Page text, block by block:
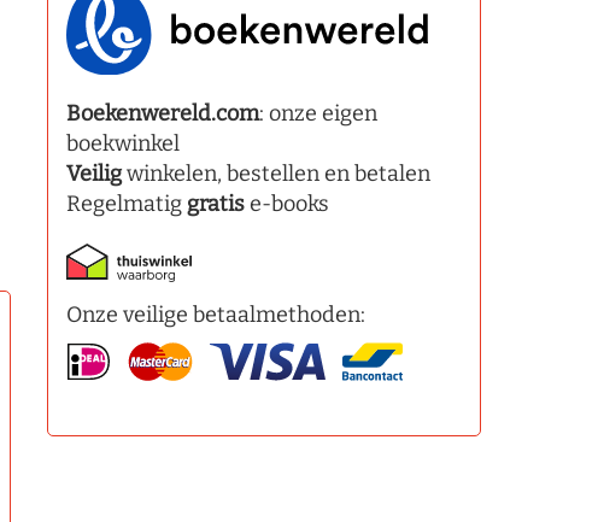
Boekenwereld.com: onze eigen
boekwinkel
Veiligwinkelen, bestellen en betalen
Regelmatig gratise-books
Onze veilige betaalmethoden: